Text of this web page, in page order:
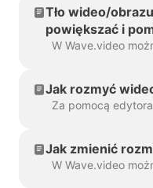
Tło wideo/
powiększać i
Jak rozmyć
Jak zmienić